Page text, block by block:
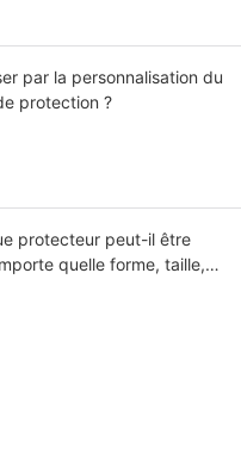
par la personnalisation du
protection ?
protecteur peut-il être
quelle forme, taille,